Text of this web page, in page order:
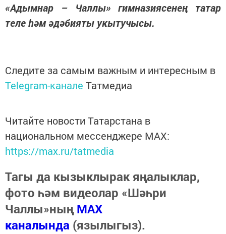
«Адымнар – Чаллы» гимназиясенең татар
теле һәм әдәбияты укытучысы.
Следите за самым важным и интересным в
Telegram-канале Татмедиа
Читайте новости Татарстана в
национальном мессенджере MАХ:
https://max.ru/tatmedia
Тагы да кызыклырак яңалыклар,
фото һәм видеолар «Шәһри
Чаллы»ныңMAX
каналында (язылыгыз).